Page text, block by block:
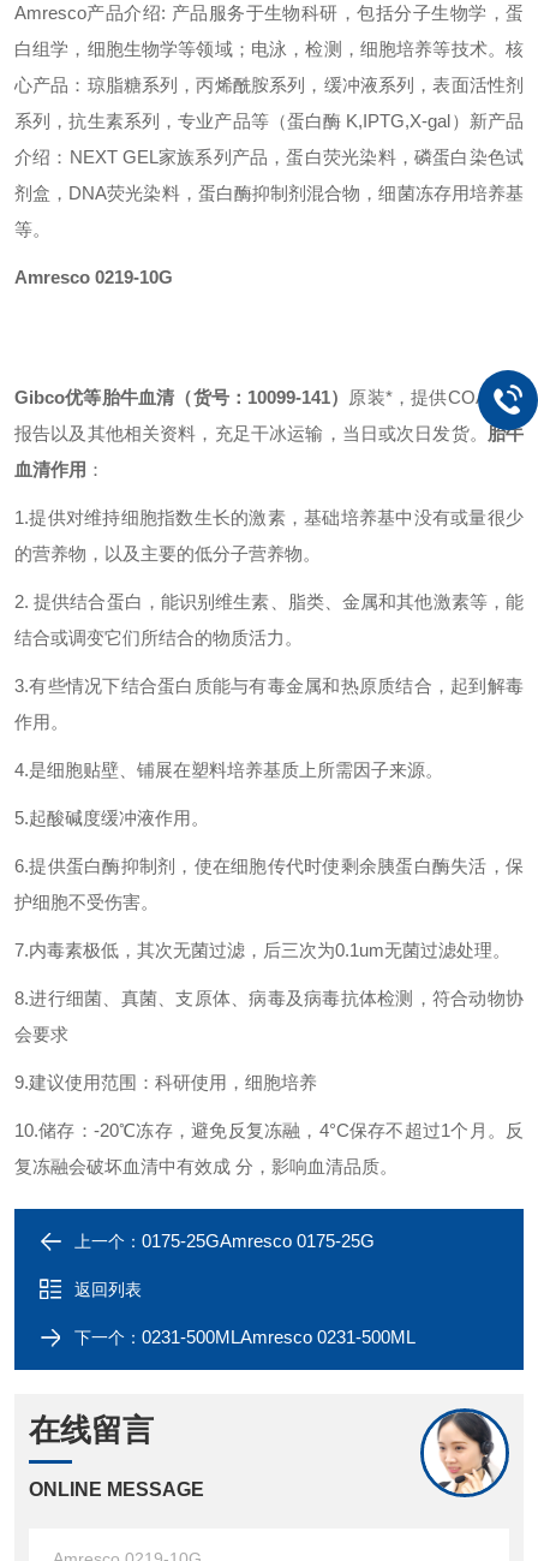
Amresco产品介绍: 产品服务于生物科研，包括分子生物学，蛋
白组学，细胞生物学等领域；电泳，检测，细胞培养等技术。核
心产品：琼脂糖系列，丙烯酰胺系列，缓冲液系列，表面活性剂
系列，抗生素系列，专业产品等（蛋白酶 K,IPTG,X-gal）新产品
介绍：NEXT GEL家族系列产品，蛋白荧光染料，磷蛋白染色试
剂盒，DNA荧光染料，蛋白酶抑制剂混合物，细菌冻存用培养基
等。
Amresco 0219-10G
Gibco优等胎牛血清（货号：10099-141） 原装*，提供COA质检
报告以及其他相关资料，充足干冰运输，当日或次日发货。 胎牛
血清作用 ：
1.提供对维持细胞指数生长的激素，基础培养基中没有或量很少
的营养物，以及主要的低分子营养物。
2. 提供结合蛋白，能识别维生素、脂类、金属和其他激素等，能
结合或调变它们所结合的物质活力。
3.有些情况下结合蛋白质能与有毒金属和热原质结合，起到解毒
作用。
4.是细胞贴壁、铺展在塑料培养基质上所需因子来源。
5.起酸碱度缓冲液作用。
6.提供蛋白酶抑制剂，使在细胞传代时使剩余胰蛋白酶失活，保
护细胞不受伤害。
7.内毒素极低，其次无菌过滤，后三次为0.1um无菌过滤处理。
8.进行细菌、真菌、支原体、病毒及病毒抗体检测，符合动物协
会要求
9.建议使用范围：科研使用，细胞培养
10.储存：-20℃冻存，避免反复冻融，4°C保存不超过1个月。反
复冻融会破坏血清中有效成 分，影响血清品质。
上一个： 0175-25GAmresco 0175-25G
返回列表
下一个： 0231-500MLAmresco 0231-500ML
在线留言
ONLINE MESSAGE